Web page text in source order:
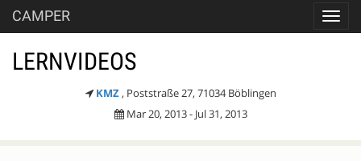
CAMPER
LERNVIDEOS
KMZ , Poststraße 27, 71034 Böblingen
Mar 20, 2013 - Jul 31, 2013